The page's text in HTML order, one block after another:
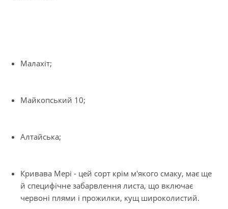
Малахіт;
Майкопський 10;
Алтайська;
Кривава Мері - цей сорт крім м'якого смаку, має ще
й специфічне забарвлення листа, що включає
червоні плями і прожилки, кущ широколистий.